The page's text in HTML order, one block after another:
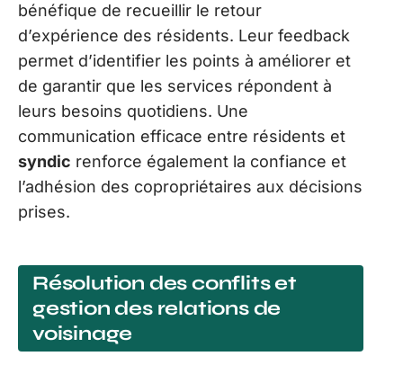
bénéfique de recueillir le retour
d’expérience des résidents. Leur feedback
permet d’identifier les points à améliorer et
de garantir que les services répondent à
leurs besoins quotidiens. Une
communication efficace entre résidents et
syndic renforce également la confiance et
l’adhésion des copropriétaires aux décisions
prises.
Résolution des conflits et
gestion des relations de
voisinage